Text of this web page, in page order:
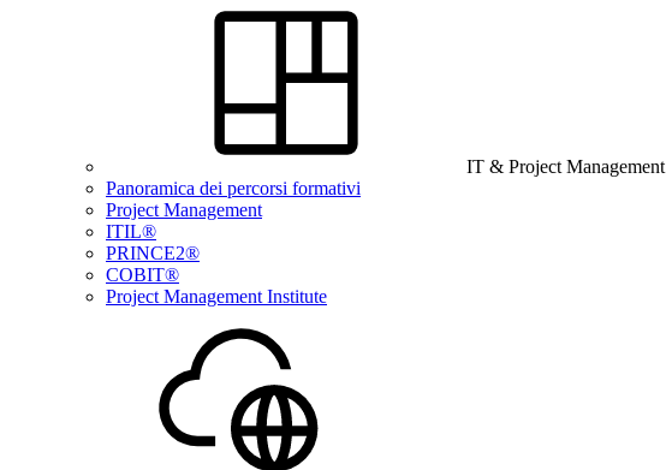
IT & Project Management
Panoramica dei percorsi formativi
Project Management
ITIL®
PRINCE2®
COBIT®
Project Management Institute